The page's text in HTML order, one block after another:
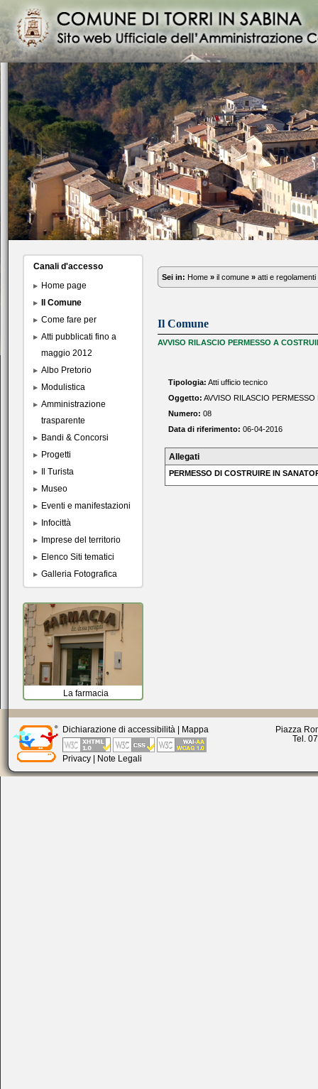
Canali d'accesso
Home page
Il Comune
Come fare per
Atti pubblicati fino a
maggio 2012
Albo Pretorio
Modulistica
Amministrazione
trasparente
Bandi & Concorsi
Progetti
Il Turista
Museo
Eventi e manifestazioni
Infocittà
Imprese del territorio
Elenco Siti tematici
Galleria Fotografica
La farmacia
Sei in: Home » il comune » atti e regolamenti
Il Comune
AVVISO RILASCIO PERMESSO A
Tipologia: Atti ufficio tecnico
Oggetto: AVVISO RILASCIO
Numero: 08
Data di riferimento: 06-04-2016
Allegati
PERMESSO DI COSTRUIRE IN
Dichiarazione di accessibilità | Mappa
Privacy | Note Legali
Piazza
Tel.